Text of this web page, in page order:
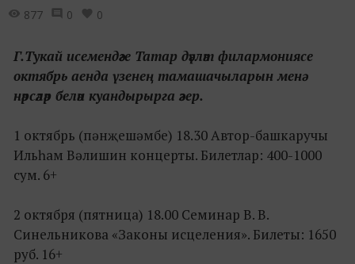
877 0 0
Г.Тукай исемендәге Татар дәүләт филармониясе
октябрь аенда үзенең тамашачыларын менә
нәрсәләр белән куандырырга әзер.
1 октябрь (пәнҗешәмбе) 18.30 Автор-башкаручы
Ильһам Вәлишин концерты. Билетлар: 400-1000
сум. 6+
2 октября (пятница) 18.00 Семинар В. В.
Синельникова «Законы исцеления». Билеты: 1650
руб. 16+